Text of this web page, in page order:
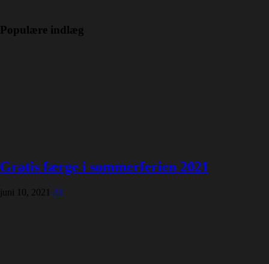
Populære indlæg
Gratis færge i sommerferien 2021
juni 10, 2021 23